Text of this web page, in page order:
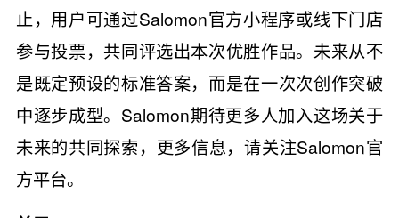
止，用户可通过Salomon官方小程序或线下门店
参与投票，共同评选出本次优胜作品。未来从不
是既定预设的标准答案，而是在一次次创作突破
中逐步成型。Salomon期待更多人加入这场关于
未来的共同探索，更多信息，请关注Salomon官
方平台。